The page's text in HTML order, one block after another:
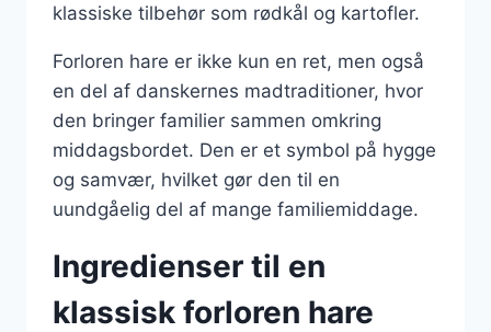
klassiske tilbehør som rødkål og kartofler.
Forloren hare er ikke kun en ret, men også
en del af danskernes madtraditioner, hvor
den bringer familier sammen omkring
middagsbordet. Den er et symbol på hygge
og samvær, hvilket gør den til en
uundgåelig del af mange familiemiddage.
Ingredienser til en
klassisk forloren hare